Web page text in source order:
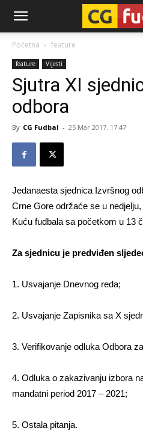
CG-
Fudbal
Početna feature
feature Vijesti
Sjutra XI
odbora
By CG Fudbal - 25 Mar 2017. 17:47
Jedanaesta sjednica Izvršnog
Crne Gore održaće se u
Kuću fudbala sa početkom u 13
Za sjednicu je predviđen
1. Usvajanje Dnevnog reda;
2. Usvajanje Zapisnika sa X
3. Verifikovanje odluka Odbora
4. Odluka o zakazivanju izbora
mandatni period 2017 – 2021;
5. Ostala pitanja.